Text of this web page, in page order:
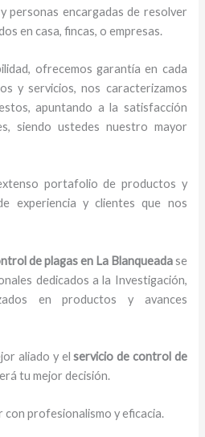
personas encargadas de resolver
en casa, fincas, o empresas.
ofrecemos garantía en cada
y servicios, nos caracterizamos
apuntando a la satisfacción
siendo ustedes nuestro mayor
portafolio de productos y
experiencia y clientes que nos
de plagasen La Blanqueadase
dedicados a la Investigación,
en productos y avances
aliado y elservicio de control de
tu mejor decisión.
profesionalismo y eficacia.